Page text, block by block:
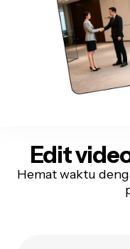
Edit
Hemat waktu